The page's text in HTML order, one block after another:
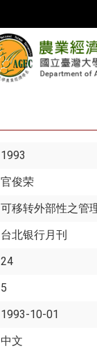
1993
官俊荣
可移转外部性之管
台北银行月刊
24
5
1993-10-01
中文